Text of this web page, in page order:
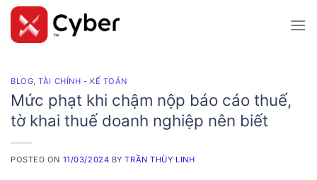
Skip
content
BLOG,TÀI CHÍNH - KẾ TOÁN
Mức phạt khi chậm nộp báo cáo thuế,
tờ khai thuế doanh nghiệp nên biết
POSTED ON 11/03/2024 BYTRẦN THÙY LINH